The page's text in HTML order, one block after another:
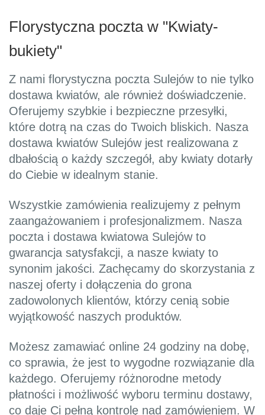
Florystyczna poczta w "Kwiaty-
bukiety"
Z nami florystyczna poczta Sulejów to nie tylko
dostawa kwiatów, ale również doświadczenie.
Oferujemy szybkie i bezpieczne przesyłki,
które dotrą na czas do Twoich bliskich. Nasza
dostawa kwiatów Sulejów jest realizowana z
dbałością o każdy szczegół, aby kwiaty dotarły
do Ciebie w idealnym stanie.
Wszystkie zamówienia realizujemy z pełnym
zaangażowaniem i profesjonalizmem. Nasza
poczta i dostawa kwiatowa Sulejów to
gwarancja satysfakcji, a nasze kwiaty to
synonim jakości. Zachęcamy do skorzystania z
naszej oferty i dołączenia do grona
zadowolonych klientów, którzy cenią sobie
wyjątkowość naszych produktów.
Możesz zamawiać online 24 godziny na dobę,
co sprawia, że jest to wygodne rozwiązanie dla
każdego. Oferujemy różnorodne metody
płatności i możliwość wyboru terminu dostawy,
co daje Ci pełną kontrolę nad zamówieniem. W